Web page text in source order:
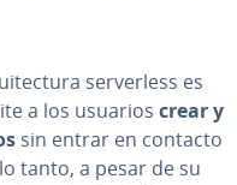
se­r­ve­r­le­ss es
a los usuarios crear y
sin entrar en contacto
tanto, a pesar de su